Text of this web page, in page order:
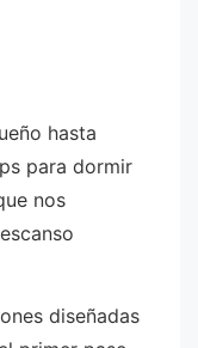
hasta
para dormir
nos
diseñadas